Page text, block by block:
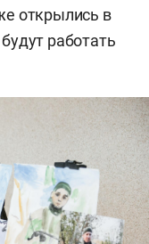
открылись в
работать